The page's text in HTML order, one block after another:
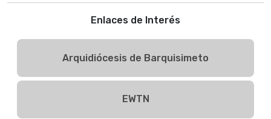
Enlaces de Interés
Arquidiócesis de Barquisimeto
EWTN